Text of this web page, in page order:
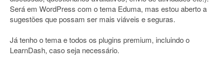
Será em WordPress com o tema Eduma, mas estou aberto a
sugestões que possam ser mais viáveis e seguras.
Já tenho o tema e todos os plugins premium, incluindo o
LearnDash, caso seja necessário.